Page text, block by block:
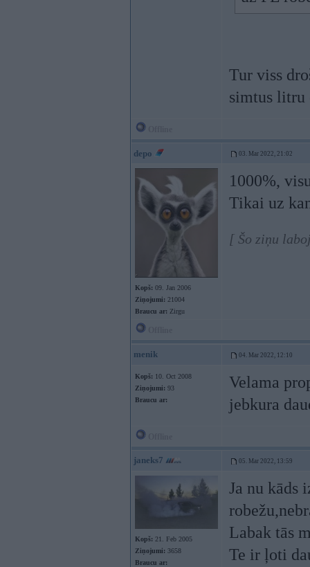
Tur viss
simtus litru
depo 03. Mar 2022, 21:02
Kopš: 09. Jan 2006
Ziņojumi: 21004
Braucu ar: Zirgu
1000%,
Tikai uz
[ Šo ziņu
menik 04. Mar 2022, 12:10
Kopš: 10. Oct 2008
Ziņojumi: 93
Braucu ar:
Velama
jebkura
janeks7 05. Mar 2022, 13:59
Kopš: 21. Feb 2005
Ziņojumi: 3658
Braucu ar:
Ja nu kāds
Labak tās
Te ir ļoti